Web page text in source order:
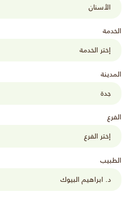
الخدمة
المدينة
الفرع
الطبيب